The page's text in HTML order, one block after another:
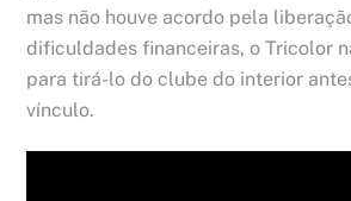
mas não houve acordo pela
dificuldades financeiras, o Tricolor
para tirá-lo do clube do interior
vínculo.